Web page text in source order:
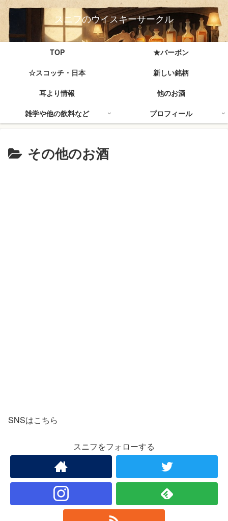
スニフのウイスキーサークル
TOP
★バーボン
☆スコッチ・日本
新しい銘柄
耳より情報
他のお酒
雑学や他の飲料など
プロフィール
その他のお酒
SNSはこちら
スニフをフォローする